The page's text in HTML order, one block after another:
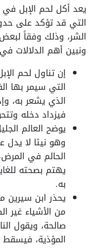
يعد أكل لحم الإبل في
التي قد تؤكد على
الشر، وذلك وفقاً
ونبين أهم الدلالات
إن تناول لحم
التي سيمر بها
الذي يشعر به،
فيزداد دخله
يوضح العالم
وهو نيئا لا
الحالم في
يهتم بصحته
به.
يحذر ابن سيرين
من الأشياء غير
صالحة، ويقول
المؤذية، فيسقط